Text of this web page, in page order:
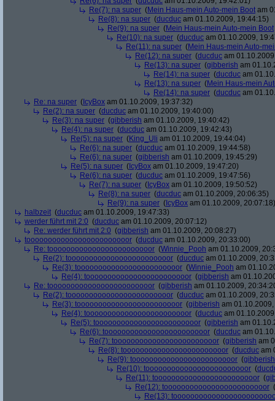
Re(7): na super (Mein Haus-mein Auto-mein Boot am
Re(8): na super (ducduc am 01.10.2009, 19:44:15)
Re(9): na super (Mein Haus-mein Auto-mein Boot
Re(10): na super (ducduc am 01.10.2009,
Re(11): na super (Mein Haus-mein Auto-
Re(12): na super (ducduc am
Re(13): na super (gibberish am
Re(14): na super (ducduc am
Re(13): na super (Mein Haus-mein
Re(14): na super (ducduc am
Re: na super ( IcyBox am 01.10.2009, 19:37:32)
Re(2): na super (ducduc am 01.10.2009, 19:40:00)
Re(3): na super (gibberish am 01.10.2009, 19:40:42)
Re(4): na super (ducduc am 01.10.2009, 19:42:43)
Re(5): na super (King_Uli am 01.10.2009, 19:44:04)
Re(6): na super (ducduc am 01.10.2009, 19:44:58)
Re(6): na super (gibberish am 01.10.2009, 19:45:29)
Re(5): na super ( IcyBox am 01.10.2009, 19:47:20)
Re(6): na super (ducduc am 01.10.2009, 19:47:56)
Re(7): na super ( IcyBox am 01.10.2009, 19:50:52)
Re(8): na super (ducduc am 01.10.2009, 20:06:35)
Re(9): na super ( IcyBox am 01.10.2009, 20:07:18)
halbzeit (ducduc am 01.10.2009, 19:47:33)
werder führt mit 2:0 (ducduc am 01.10.2009, 20:07:12)
Re: werder führt mit 2:0 (gibberish am 01.10.2009, 20:08:27)
toooooooooooooooooooooooor (ducduc am 01.10.2009, 20:33:00)
Re: toooooooooooooooooooooooor (Winnie_Pooh am 01.10.2009,
Re(2): toooooooooooooooooooooooor (ducduc am 01.10.2009,
Re(3): toooooooooooooooooooooooor (Winnie_Pooh am
Re(4): toooooooooooooooooooooooor (gibberish am
Re: toooooooooooooooooooooooor (gibberish am 01.10.2009,
Re(2): toooooooooooooooooooooooor (ducduc am 01.10.2009,
Re(3): toooooooooooooooooooooooor (gibberish am
Re(4): toooooooooooooooooooooooor (ducduc am
Re(5): toooooooooooooooooooooooor (gibberish am
Re(6): toooooooooooooooooooooooor (ducduc am
Re(7): toooooooooooooooooooooooor (gibberish am
Re(8): toooooooooooooooooooooooor (ducduc am
Re(9): toooooooooooooooooooooooor (gibberish
Re(10): toooooooooooooooooooooooor (
Re(11): toooooooooooooooooooooooor (
Re(12): toooooooooooooooooooooooor (
Re(13):